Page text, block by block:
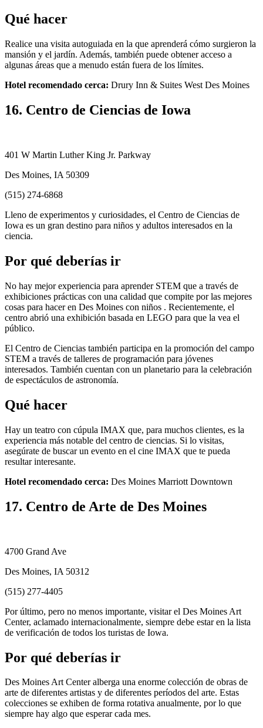
Qué hacer
Realice una visita autoguiada en la que aprenderá cómo surgieron la
mansión y el jardín. Además, también puede obtener acceso a
algunas áreas que a menudo están fuera de los límites.
Hotel recomendado cerca: Drury Inn & Suites West Des Moines
16. Centro de Ciencias de Iowa
401 W Martin Luther King Jr. Parkway
Des Moines, IA 50309
(515) 274-6868
Lleno de experimentos y curiosidades, el Centro de Ciencias de
Iowa es un gran destino para niños y adultos interesados ​​en la
ciencia.
Por qué deberías ir
No hay mejor experiencia para aprender STEM que a través de
exhibiciones prácticas con una calidad que compite por las mejores
cosas para hacer en Des Moines con niños . Recientemente, el
centro abrió una exhibición basada en LEGO para que la vea el
público.
El Centro de Ciencias también participa en la promoción del campo
STEM a través de talleres de programación para jóvenes
interesados. También cuentan con un planetario para la celebración
de espectáculos de astronomía.
Qué hacer
Hay un teatro con cúpula IMAX que, para muchos clientes, es la
experiencia más notable del centro de ciencias. Si lo visitas,
asegúrate de buscar un evento en el cine IMAX que te pueda
resultar interesante.
Hotel recomendado cerca: Des Moines Marriott Downtown
17. Centro de Arte de Des Moines
4700 Grand Ave
Des Moines, IA 50312
(515) 277-4405
Por último, pero no menos importante, visitar el Des Moines Art
Center, aclamado internacionalmente, siempre debe estar en la lista
de verificación de todos los turistas de Iowa.
Por qué deberías ir
Des Moines Art Center alberga una enorme colección de obras de
arte de diferentes artistas y de diferentes períodos del arte. Estas
colecciones se exhiben de forma rotativa anualmente, por lo que
siempre hay algo que esperar cada mes.